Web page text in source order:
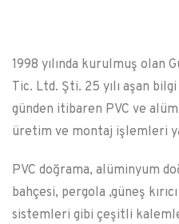
1998 yılında kurulmuş olan
Tic. Ltd. Şti. 25 yılı aşan
günden itibaren PVC ve
üretim ve montaj işlemleri
PVC doğrama, alüminyum
bahçesi, pergola ,güneş
sistemleri gibi çeşitli